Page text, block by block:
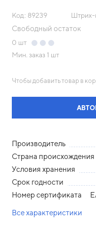
Код: 89239
Свободный остаток
0 шт
Мин. заказ 1 шт
Чтобы добавить товар в
Производитель
Страна происхождения
Условия хранения
Срок годности
Номер сертификата
Все характеристики